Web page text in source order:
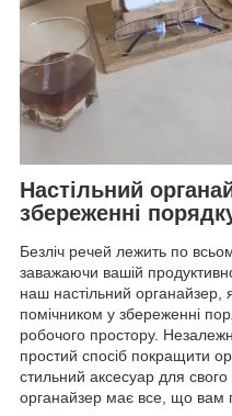
Настільний
збереженні
Безліч речей лежить по
заважаючи вашій
наш настільний
помічником у збереженні
робочого простору.
простий спосіб покращити
стильний аксесуар для
органайзер має все, що вам